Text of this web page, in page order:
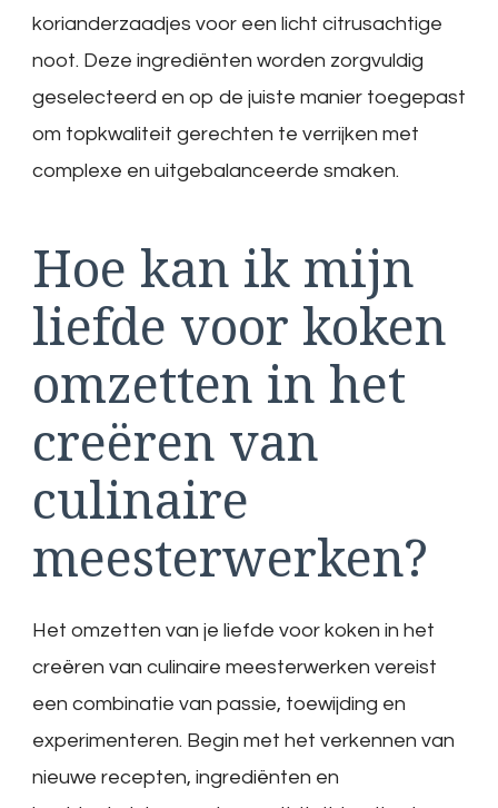
korianderzaadjes voor een licht citrusachtige
noot. Deze ingrediënten worden zorgvuldig
geselecteerd en op de juiste manier toegepast
om topkwaliteit gerechten te verrijken met
complexe en uitgebalanceerde smaken.
Hoe kan ik mijn
liefde voor koken
omzetten in het
creëren van
culinaire
meesterwerken?
Het omzetten van je liefde voor koken in het
creëren van culinaire meesterwerken vereist
een combinatie van passie, toewijding en
experimenteren. Begin met het verkennen van
nieuwe recepten, ingrediënten en